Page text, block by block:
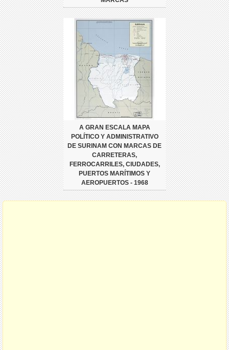
A GRAN ESCALA MAPA
POLÍTICO Y ADMINISTRATIVO
DE SURINAM CON MARCAS DE
CARRETERAS,
FERROCARRILES, CIUDADES,
PUERTOS MARÍTIMOS Y
AEROPUERTOS - 1968